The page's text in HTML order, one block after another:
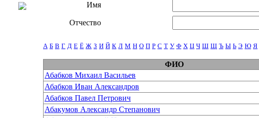
Имя
Отчество
А Б В Г Д Е Ё Ж З И Й К Л М Н О П Р С Т У Ф Х Ц Ч Ш Щ Ъ Ы Ь Э Ю Я
ФИО
Абабков Михаил Васильев
Абабков Иван Александров
Абабков Павел Петрович
Абакумов Александр Степанович